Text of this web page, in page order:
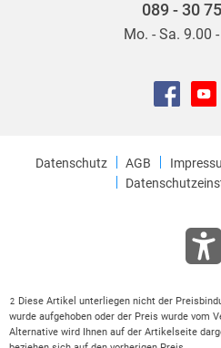
089 - 30
Mo. - Sa. 9.00
Datenschutz AGB
2
Diese Artikel unterliegen nicht der
wurde aufgehoben oder der Preis wurde vom
Alternative wird Ihnen auf der Artikelseite